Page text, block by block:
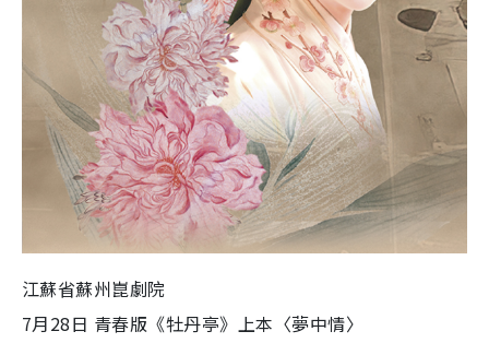
江蘇省蘇州崑劇院
7月28日 青春版《牡丹亭》上本〈夢中情〉